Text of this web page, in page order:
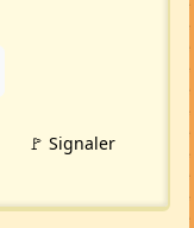
🚩 Signaler